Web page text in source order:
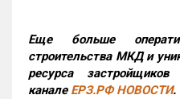
Еще больше
строительства МКД и
ресурса
канале ЕРЗ.РФ НОВОСТИ.